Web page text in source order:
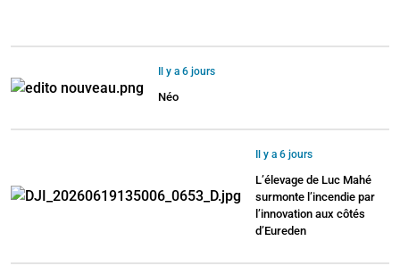
Il y a 6 jours
Néo
Il y a 6 jours
L’élevage de Luc Mahé
surmonte l’incendie par
l’innovation aux côtés
d’Eureden